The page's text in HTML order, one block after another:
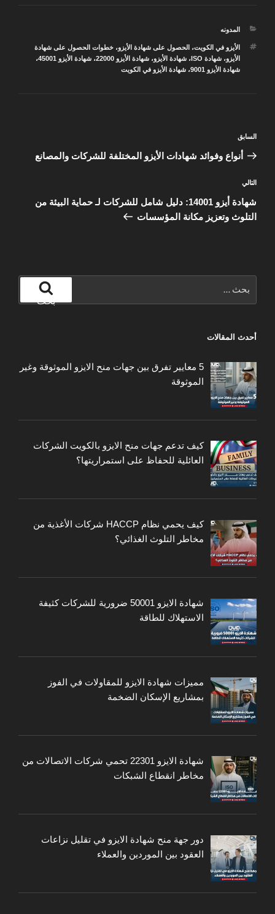
التصنيفات
المدونه
الوسوم
الأيزو في الكويت، الحصول على شهادة الأيزو،خطوات الحصول على شهادة
الأيزو،شهادة ISO ،شهادة الأيزو،شهادة الأيزو 22000 ،شهادة الأيزو 45001
،
شهادة الأيزو 9001
،شهادة الأيزو في الكويت
المقالات
المقالة
السابقة
السابق
أنواع وفوائد شهادات الأيزو المختلفة للشركات والمصانع
المقالة
التالية
التالي
شهادة أيزو 14001: دليل شامل للشركات لـ حماية البيئة من
التلوث وتعزيز مكانة المؤسسات
عن:
بحث
أحدث المقالات
5 معايير تفرق بين جهات منح الايزو الموثوقة وغير
الموثوقة
كيف تدعم جهات منح الايزو بالكويت الشركات
العائلية للحفاظ على استمراريتها؟
كيف يحمي نظام HACCP شركات الأغذية من
مخاطر التلوث الغذائي؟
شهادة الايزو 50001 ضرورية للشركات كثيفة
الاستهلاك للطاقة
مميزات شهادة الايزو للمقاولات في الفوز
بمشاريع الإسكان الضخمة
شهادة الايزو 22301 تحمي شركات الاتصالات من
مخاطر انقطاع الشبكات
دور جهة منح شهادة الايزو في تقليل نزاعات
العقود بين الموردين والعملاء